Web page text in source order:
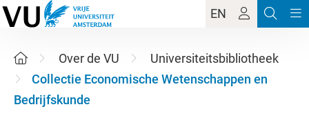
EN
Over de VU
Universiteitsbibliotheek
Collectie Economische Wetenschappen en
Bedrijfskunde